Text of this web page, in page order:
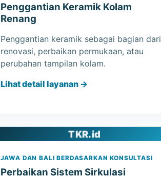
Penggantian Keramik Kolam
Renang
Penggantian keramik sebagai bagian dari
renovasi, perbaikan permukaan, atau
perubahan tampilan kolam.
Lihat detail layanan →
TKR.id
JAWA DAN BALI BERDASARKAN KONSULTASI
Perbaikan Sistem Sirkulasi